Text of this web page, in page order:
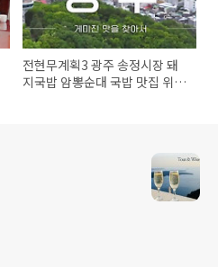
전현무계획3 광주 송정시장 돼
지국밥 암뽕순대 국밥 맛집 위치